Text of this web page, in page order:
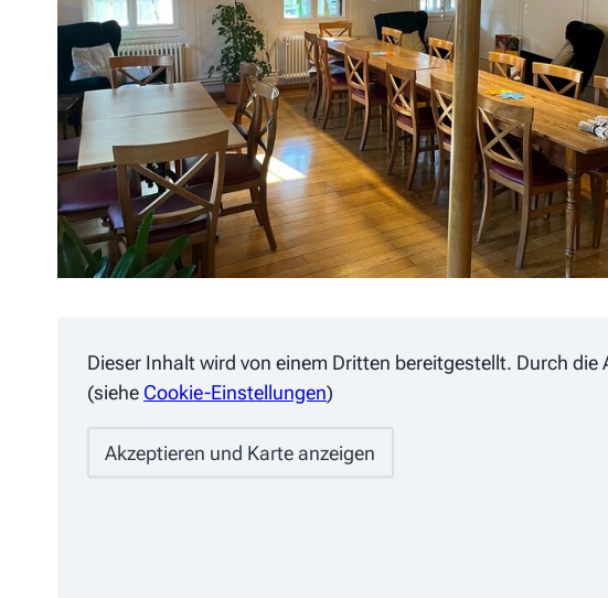
Dieser Inhalt wird von einem Dritten bereitgestellt. Durch
(siehe Cookie-Einstellungen)
Akzeptieren und Karte anzeigen